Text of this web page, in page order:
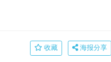
收藏 海报分享